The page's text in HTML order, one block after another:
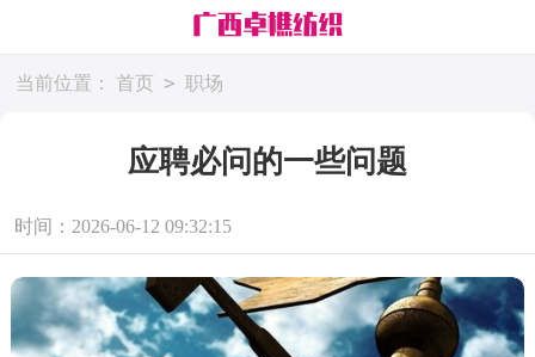
当前位置： 首页 > 职场
应聘必问的一些问题
时间：2026-06-12 09:32:15